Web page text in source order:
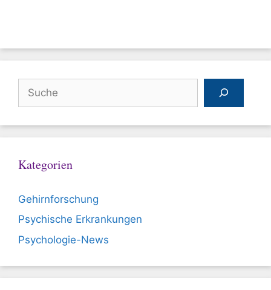
Kategorien
Gehirnforschung
Psychische Erkrankungen
Psychologie-News